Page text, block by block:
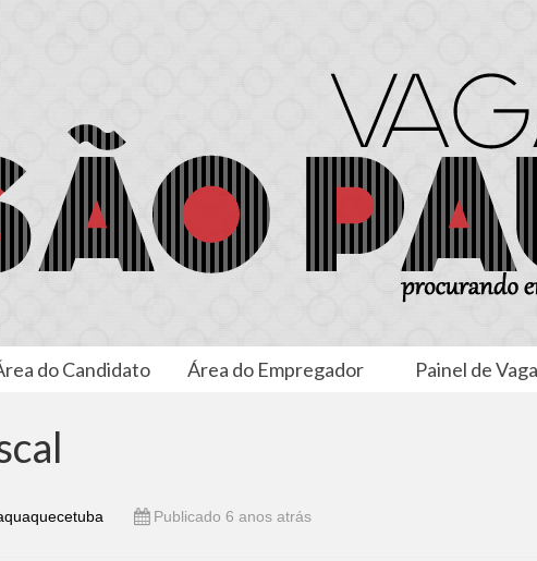
do Candidato Área do Empregador Painel de
Publicado 6 anos atrás